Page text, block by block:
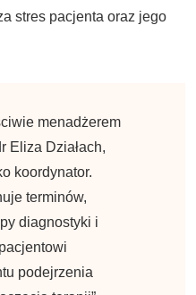
stres pacjenta oraz jego
menadżerem
Eliza Działach,
koordynator.
terminów,
diagnostyki i
podejrzenia